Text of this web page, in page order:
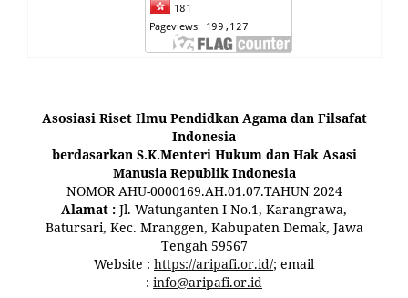
Asosiasi Riset Ilmu Pendidkan Agama dan Filsafat
Indonesia
berdasarkan S.K.Menteri Hukum dan Hak Asasi
Manusia Republik Indonesia
NOMOR AHU-0000169.AH.01.07.TAHUN 2024
Alamat : Jl. Watunganten I No.1, Karangrawa,
Batursari, Kec. Mranggen, Kabupaten Demak, Jawa
Tengah 59567
Website : https://aripafi.or.id/; email
: info@aripafi.or.id